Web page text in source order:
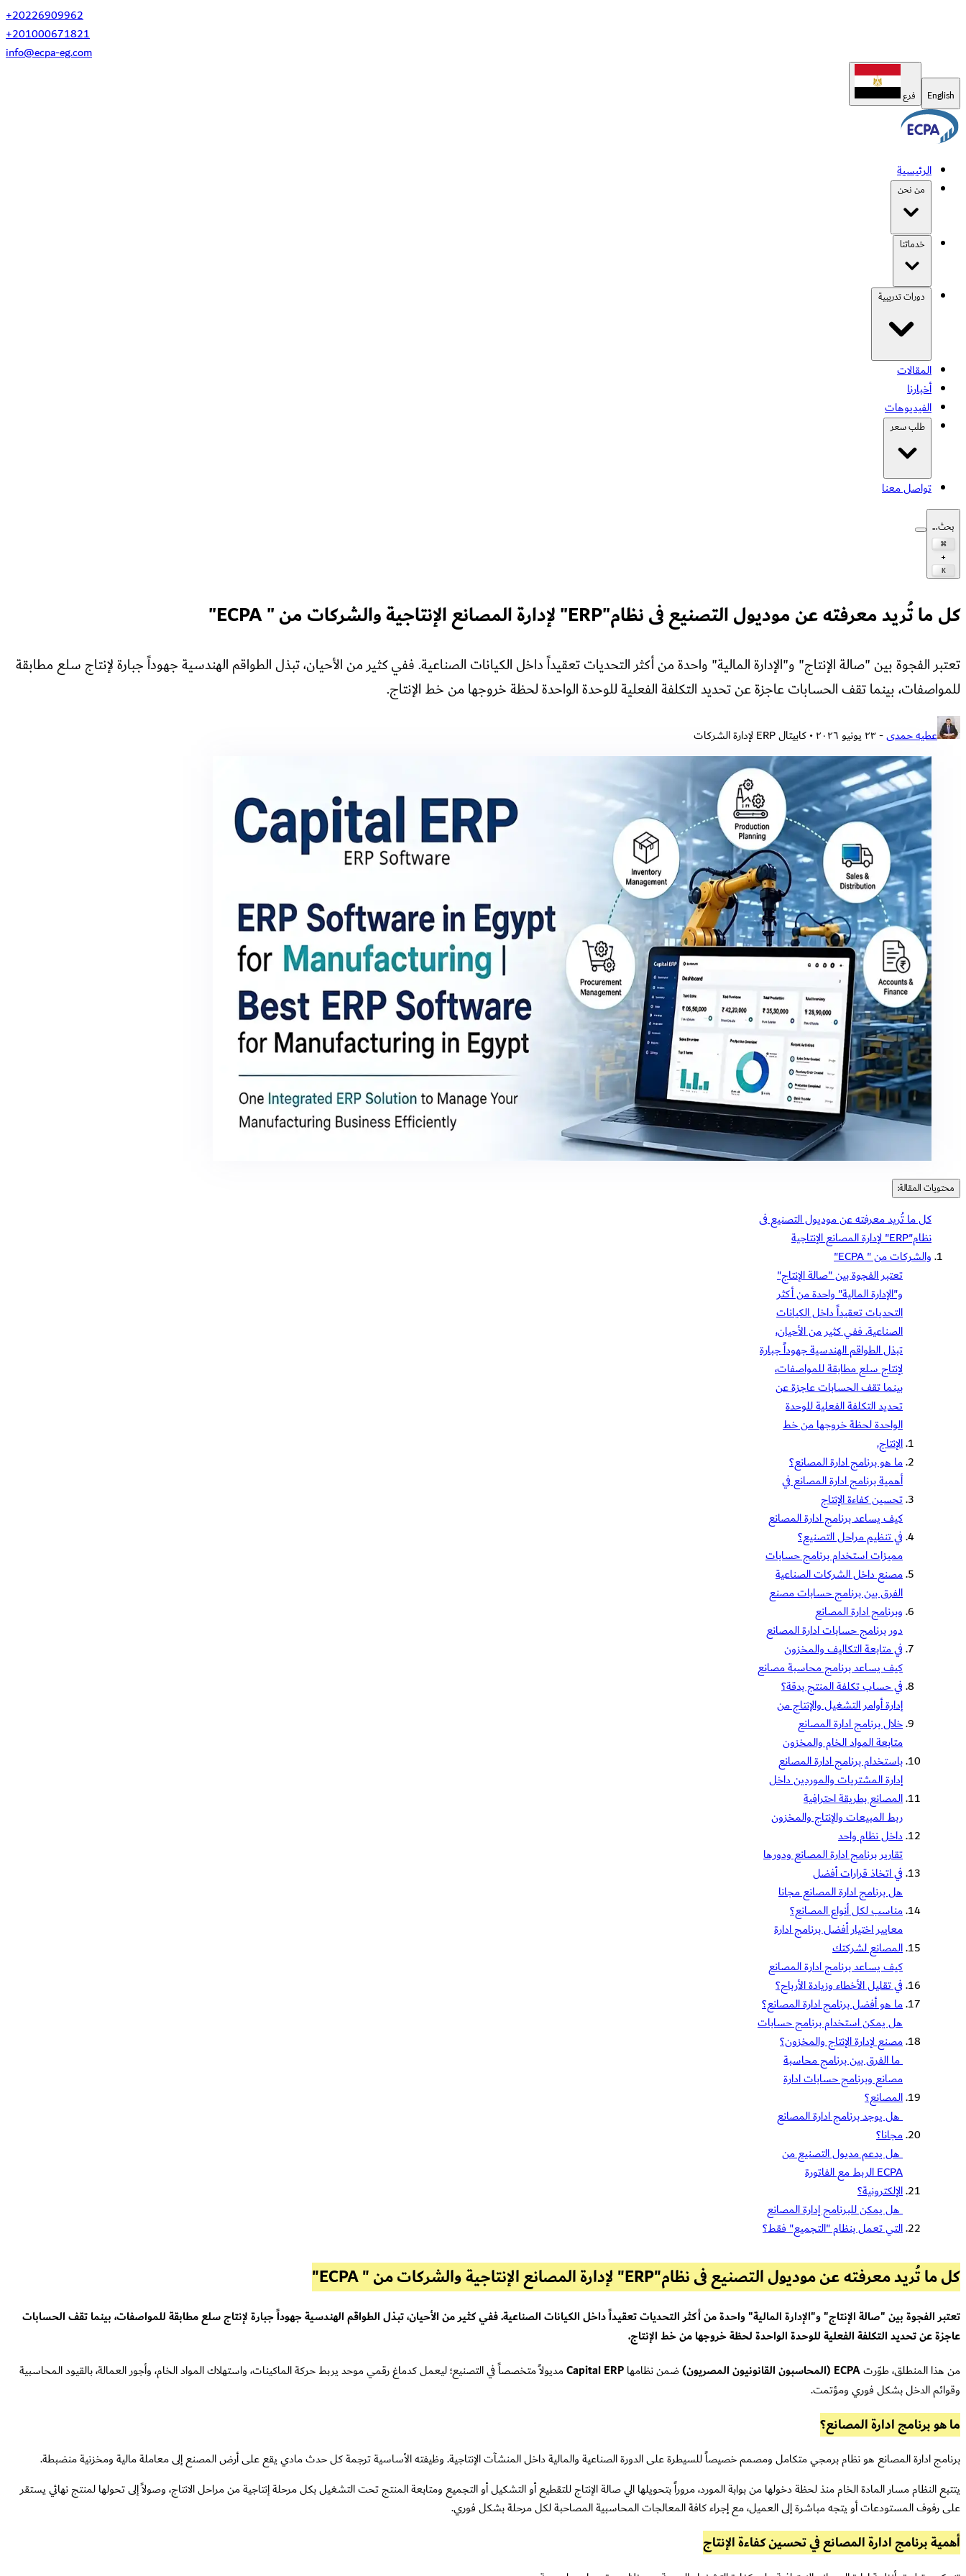
+20226909962
+201000671821
info@ecpa-eg.com
English فرع
الرئيسية
من نحن
خدماتنا
دورات تدريبية
المقالات
أخبارنا
الفيديوهات
طلب سعر
تواصل معنا
بحث...
⌘
+
K
كل ما تُريد معرفته عن موديول التصنيع فى نظام"ERP" لإدارة المصانع الإنتاجية والشركات من " ECPA"
تعتبر الفجوة بين "صالة الإنتاج" و"الإدارة المالية" واحدة من أكثر التحديات تعقيداً داخل الكيانات الصناعية. ففي كثير من الأحيان، تبذل الطواقم الهندسية جهوداً جبارة لإنتاج سلع مطابقة
للمواصفات، بينما تقف الحسابات عاجزة عن تحديد التكلفة الفعلية للوحدة الواحدة لحظة خروجها من خط الإنتاج.
عطيه حمدى-٢٣ يونيو ٢٠٢٦ • كابيتال ERP لإدارة الشركات
محتويات المقالة:
كل ما تُريد معرفته عن موديول التصنيع فى
نظام"ERP" لإدارة المصانع الإنتاجية
والشركات من " ECPA"
تعتبر الفجوة بين "صالة الإنتاج"
و"الإدارة المالية" واحدة من أكثر
التحديات تعقيداً داخل الكيانات
الصناعية. ففي كثير من الأحيان،
تبذل الطواقم الهندسية جهوداً جبارة
لإنتاج سلع مطابقة للمواصفات،
بينما تقف الحسابات عاجزة عن
تحديد التكلفة الفعلية للوحدة
الواحدة لحظة خروجها من خط
الإنتاج.
ما هو برنامج ادارة المصانع؟
أهمية برنامج ادارة المصانع في
تحسين كفاءة الإنتاج
كيف يساعد برنامج ادارة المصانع
في تنظيم مراحل التصنيع؟
مميزات استخدام برنامج حسابات
مصنع داخل الشركات الصناعية
الفرق بين برنامج حسابات مصنع
وبرنامج ادارة المصانع
دور برنامج حسابات ادارة المصانع
في متابعة التكاليف والمخزون
كيف يساعد برنامج محاسبة مصانع
في حساب تكلفة المنتج بدقة؟
إدارة أوامر التشغيل والإنتاج من
خلال برنامج ادارة المصانع
متابعة المواد الخام والمخزون
باستخدام برنامج ادارة المصانع
إدارة المشتريات والموردين داخل
المصانع بطريقة احترافية
ربط المبيعات والإنتاج والمخزون
داخل نظام واحد
تقارير برنامج ادارة المصانع ودورها
في اتخاذ قرارات أفضل
هل برنامج ادارة المصانع مجانا
مناسب لكل أنواع المصانع؟
معايير اختيار أفضل برنامج ادارة
المصانع لشركتك
كيف يساعد برنامج ادارة المصانع
في تقليل الأخطاء وزيادة الأرباح؟
ما هو أفضل برنامج ادارة المصانع؟
هل يمكن استخدام برنامج حسابات
مصنع لإدارة الإنتاج والمخزون؟
ما الفرق بين برنامج محاسبة
مصانع وبرنامج حسابات ادارة
المصانع؟
هل يوجد برنامج ادارة المصانع
مجانا؟
هل يدعم مديول التصنيع من
ECPA الربط مع الفاتورة
الإلكترونية؟
هل يمكن للبرنامج إدارة المصانع
التي تعمل بنظام "التجميع" فقط؟
كل ما تُريد معرفته عن موديول التصنيع فى نظام"ERP" لإدارة المصانع الإنتاجية والشركات من " ECPA"
تعتبر الفجوة بين "صالة الإنتاج" و"الإدارة المالية" واحدة من أكثر التحديات تعقيداً داخل الكيانات الصناعية. ففي كثير من الأحيان، تبذل الطواقم الهندسية جهوداً جبارة لإنتاج سلع مطابقة للمواصفات، بينما تقف الحسابات
عاجزة عن تحديد التكلفة الفعلية للوحدة الواحدة لحظة خروجها من خط الإنتاج.
من هذا المنطلق، طوّرتECPA (المحاسبون القانونيون المصريون) ضمن نظامهاCapital ERPمديولاً متخصصاً في التصنيع؛ ليعمل كدماغ رقمي موحد يربط حركة الماكينات، واستهلاك المواد الخام، وأجور العمالة، بالقيود المحاسبية
وقوائم الدخل بشكل فوري ومؤتمت.
ما هو برنامج ادارة المصانع؟
برنامج ادارة المصانع هو نظام برمجي متكامل ومصمم خصيصاً للسيطرة على الدورة الصناعية والمالية داخل المنشآت الإنتاجية. وظيفته الأساسية ترجمة كل حدث مادي يقع على أرض المصنع إلى معاملة مالية ومخزنية منضبطة.
يتتبع النظام مسار المادة الخام منذ لحظة دخولها من بوابة المورد، مروراً بتحويلها الي صالة الإنتاج للتقطيع أو التشكيل أو التجميع ومتابعة المنتج تحت التشغيل بكل مرحلة إنتاجية من مراحل الانتاج، وصولاً إلى تحولها لمنتج نهائي يستقر
على رفوف المستودعات أو يتجه مباشرة إلى العميل، مع إجراء كافة المعالجات المحاسبية المصاحبة لكل مرحلة بشكل فوري.
أهمية برنامج ادارة المصانع في تحسين كفاءة الإنتاج